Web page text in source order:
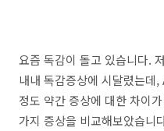
요즘 독감이 돌고 있습니다.
내내 독감증상에 시달렸는데
정도 약간 증상에 대한 차이
가지 증상을 비교해보았습니